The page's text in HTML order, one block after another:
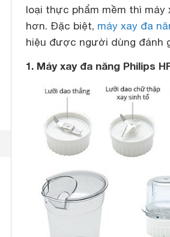
loại thực phẩm mềm thì
hơn. Đặc biệt, máy xay đa
hiệu được người dùng đánh
1. Máy xay đa năng Philips